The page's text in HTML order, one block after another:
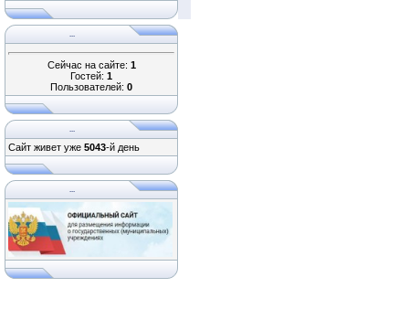
...
Сейчас на сайте: 1
Гостей: 1
Пользователей: 0
...
Сайт живет уже 5043-й день
...